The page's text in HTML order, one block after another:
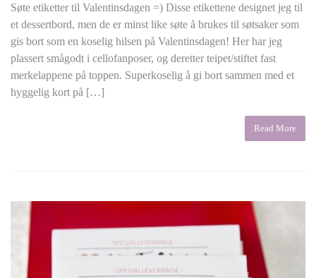
Søte etiketter til Valentinsdagen =) Disse etikettene designet jeg til
et dessertbord, men de er minst like søte å brukes til søtsaker som
gis bort som en koselig hilsen på Valentinsdagen! Her har jeg
plassert smågodt i cellofanposer, og deretter teipet/stiftet fast
merkelappene på toppen. Superkoselig å gi bort sammen med et
hyggelig kort på […]
Read More